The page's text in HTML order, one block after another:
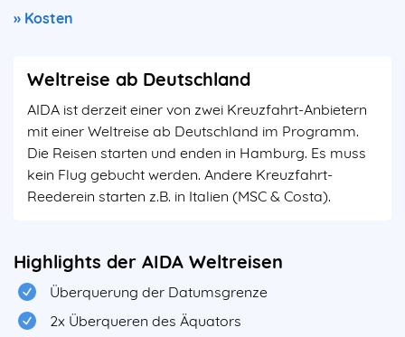
» Kosten
Weltreise ab Deutschland
AIDA ist derzeit einer von zwei Kreuzfahrt-Anbietern
mit einer Weltreise ab Deutschland im Programm.
Die Reisen starten und enden in Hamburg. Es muss
kein Flug gebucht werden. Andere Kreuzfahrt-
Reederein starten z.B. in Italien (MSC & Costa).
Highlights der AIDA Weltreisen
Überquerung der Datumsgrenze
2x Überqueren des Äquators